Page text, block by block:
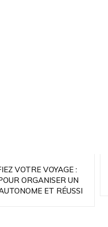
VOTRE VOYAGE :
ORGANISER UN
ET RÉUSSI